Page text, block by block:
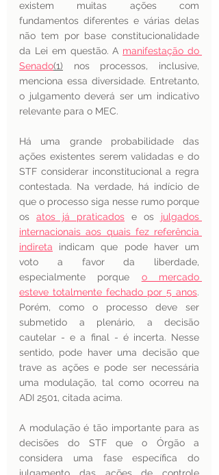
existem muitas ações com
fundamentos diferentes e várias delas
não tem por base constitucionalidade
da Lei em questão. A manifestação do
Senado(1) nos processos, inclusive,
menciona essa diversidade. Entretanto,
o julgamento deverá ser um indicativo
relevante para o MEC.
Há uma grande probabilidade das
ações existentes serem validadas e do
STF considerar inconstitucional a regra
contestada. Na verdade, há indício de
que o processo siga nesse rumo porque
os atos já praticados e os julgados
internacionais aos quais fez referência
indireta indicam que pode haver um
voto a favor da liberdade,
especialmente porque o mercado
esteve totalmente fechado por 5 anos.
Porém, como o processo deve ser
submetido a plenário, a decisão
cautelar - e a final - é incerta. Nesse
sentido, pode haver uma decisão que
trave as ações e pode ser necessária
uma modulação, tal como ocorreu na
ADI 2501, citada acima.
A modulação é tão importante para as
decisões do STF que o Órgão a
considera uma fase específica do